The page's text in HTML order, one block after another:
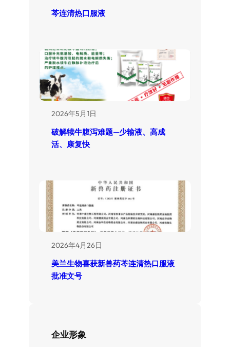
芩连清热口服液
2026年5月1日
破解犊牛腹泻难题—少输液、高成
活、康复快
2026年4月26日
美兰生物喜获新兽药芩连清热口服液
批准文号
企业形象